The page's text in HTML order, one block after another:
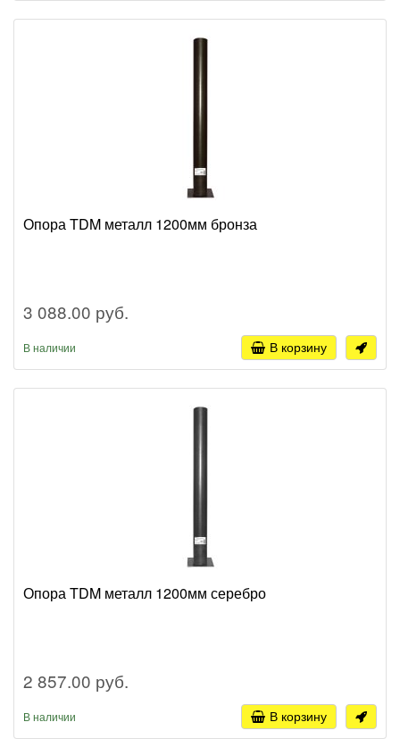
Опора TDM металл 1200мм бронза
3 088.00 руб.
В наличии В корзину
Опора TDM металл 1200мм серебро
2 857.00 руб.
В наличии В корзину